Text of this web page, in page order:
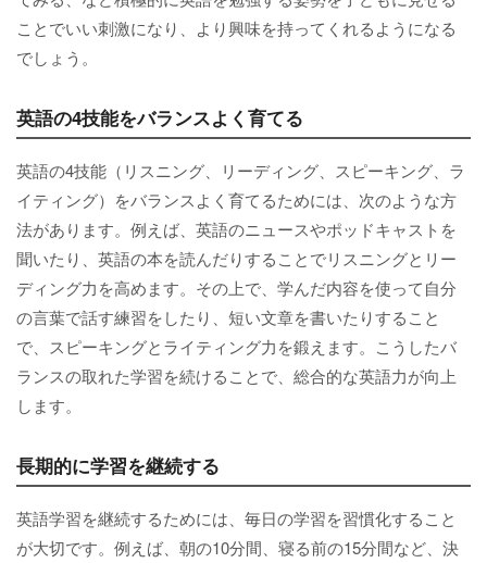
ことでいい刺激になり、より興味を持ってくれるようになる
でしょう。
英語の4技能をバランスよく育てる
英語の4技能（リスニング、リーディング、スピーキング、ラ
イティング）をバランスよく育てるためには、次のような方
法があります。例えば、英語のニュースやポッドキャストを
聞いたり、英語の本を読んだりすることでリスニングとリー
ディング力を高めます。その上で、学んだ内容を使って自分
の言葉で話す練習をしたり、短い文章を書いたりすること
で、スピーキングとライティング力を鍛えます。こうしたバ
ランスの取れた学習を続けることで、総合的な英語力が向上
します。
長期的に学習を継続する
英語学習を継続するためには、毎日の学習を習慣化すること
が大切です。例えば、朝の10分間、寝る前の15分間など、決